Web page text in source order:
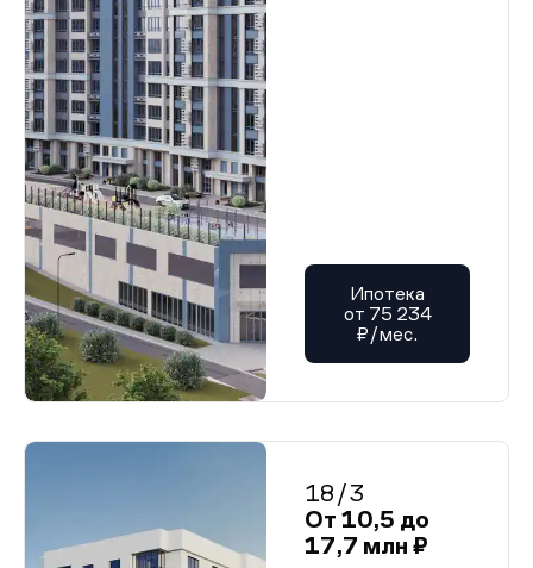
Ипотека
от 75 234
₽/мес.
18/3
От 10,5 до
17,7 млн ₽